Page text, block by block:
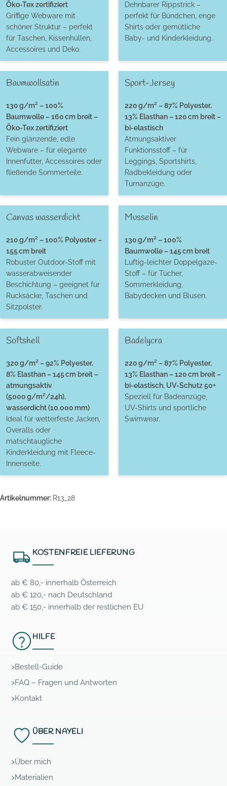
Öko-Tex zertifiziert
Griffige Webware mit
schöner Struktur – perfekt
für Taschen, Kissenhüllen,
Accessoires und Deko.
Dehnbarer Rippstrick –
perfekt für Bündchen, enge
Shirts oder gemütliche
Baby- und Kinderkleidung.
Baumwollsatin
130 g/m² – 100%
Baumwolle – 160 cm breit –
Öko-Tex zertifiziert
Fein glänzende, edle
Webware – für elegante
Innenfutter, Accessoires oder
fließende Sommerteile.
Sport-Jersey
220 g/m² – 87% Polyester,
13% Elasthan – 120 cm breit –
bi-elastisch
Atmungsaktiver
Funktionsstoff – für
Leggings, Sportshirts,
Radbekleidung oder
Turnanzüge.
Canvas wasserdicht
210 g/m² – 100% Polyester –
155 cm breit
Robuster Outdoor-Stoff mit
wasserabweisender
Beschichtung – geeignet für
Rucksäcke, Taschen und
Sitzpolster.
Musselin
130 g/m² – 100%
Baumwolle – 145 cm breit
Luftig-leichter Doppelgaze-
Stoff – für Tücher,
Sommerkleidung,
Babydecken und Blusen.
Softshell
320 g/m² – 92% Polyester,
8% Elasthan – 145 cm breit –
atmungsaktiv
(5000 g/m²/24h),
wasserdicht (10.000 mm)
Ideal für wetterfeste Jacken,
Overalls oder
matschtaugliche
Kinderkleidung mit Fleece-
Innenseite.
Badelycra
220 g/m² – 87% Polyester,
13% Elasthan – 120 cm breit –
bi-elastisch, UV-Schutz 50+
Speziell für Badeanzüge,
UV-Shirts und sportliche
Swimwear.
Artikelnummer: R13_28
KOSTENFREIE LIEFERUNG
ab € 80,- innerhalb Österreich
ab € 120,- nach Deutschland
ab € 150,- innerhalb der restlichen EU
HILFE
Bestell-Guide
FAQ – Fragen und Antworten
Kontakt
ÜBER NAYELI
Über mich
Materialien